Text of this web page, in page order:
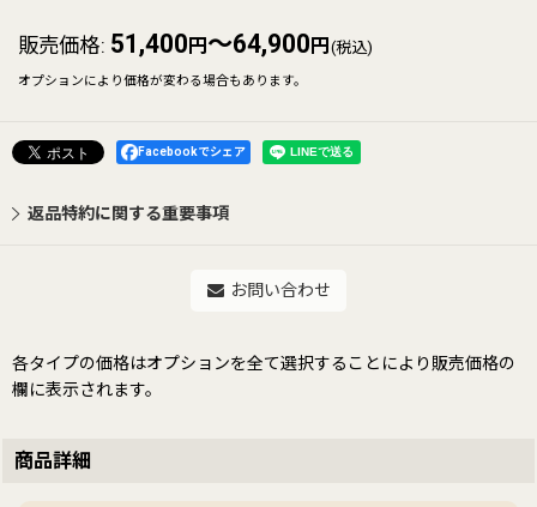
販売価格: 51,400 円 ～64,900 円 (税込)
オプションにより価格が変わる場合もあります。
Facebookでシェア
返品特約に関する重要事項
お問い合わせ
各タイプの価格はオプションを全て選択することにより販売価格の
欄に表示されます。
商品詳細